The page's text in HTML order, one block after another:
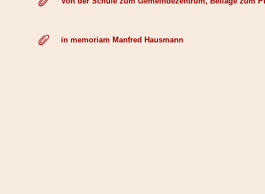
in memoriam Manfred Hausmann